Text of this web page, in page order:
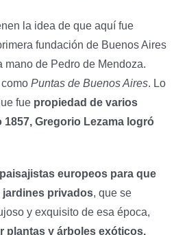
la idea de que aquí fue
fundación de Buenos Aires
mano de Pedro de Mendoza.
Puntas de Buenos Aires. Lo
fue propiedad de varios
1857, Gregorio Lezama logró
paisajistas europeos para que
privados, que se
y exquisito de esa época,
plantas y árboles exóticos,